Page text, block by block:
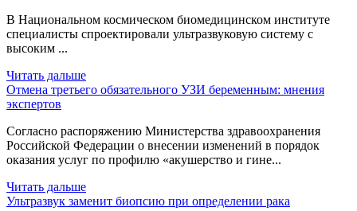
В Национальном космическом биомедицинском институте
специалисты спроектировали ультразвуковую систему с
высоким ...
Читать дальше
Отмена третьего обязательного УЗИ беременным: мнения
экспертов
Согласно распоряжению Министерства здравоохранения
Российской Федерации о внесении изменений в порядок
оказания услуг по профилю «акушерство и гине...
Читать дальше
Ультразвук заменит биопсию при определении рака